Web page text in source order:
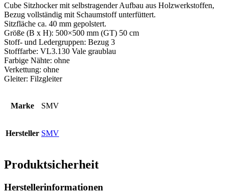
Cube Sitzhocker mit selbstragender Aufbau aus Holzwerkstoffen,
Bezug vollständig mit Schaumstoff unterfüttert.
Sitzfläche ca. 40 mm gepolstert.
Größe (B x H): 500×500 mm (GT) 50 cm
Stoff- und Ledergruppen: Bezug 3
Stofffarbe: VL3.130 Vale graublau
Farbige Nähte: ohne
Verkettung: ohne
Gleiter: Filzgleiter
Marke SMV
Hersteller SMV
Produktsicherheit
Herstellerinformationen